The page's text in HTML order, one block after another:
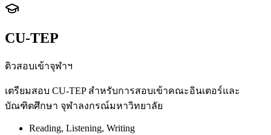
CU-TEP
ติวสอบเข้าจุฬาฯ
เตรียมสอบ CU-TEP สำหรับการสอบเข้าคณะอินเตอร์และ
บัณฑิตศึกษา จุฬาลงกรณ์มหาวิทยาลัย
Reading, Listening, Writing